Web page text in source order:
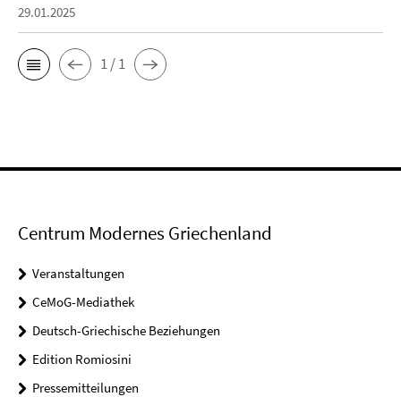
29.01.2025
1 / 1
Centrum Modernes Griechenland
Veranstaltungen
CeMoG-Mediathek
Deutsch-Griechische Beziehungen
Edition Romiosini
Pressemitteilungen